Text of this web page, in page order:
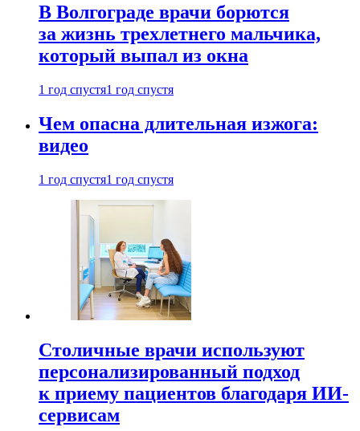
В Волгограде врачи борются
за жизнь трехлетнего мальчика,
который выпал из окна
1 год спустя1 год спустя
Чем опасна длительная изжога:
видео
1 год спустя1 год спустя
Столичные врачи используют
персонализированный подход
к приему пациентов благодаря ИИ-
сервисам